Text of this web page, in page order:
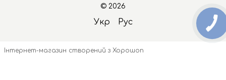
© 2026
Укр Рус
Інтернет-магазин створений з Хорошоп